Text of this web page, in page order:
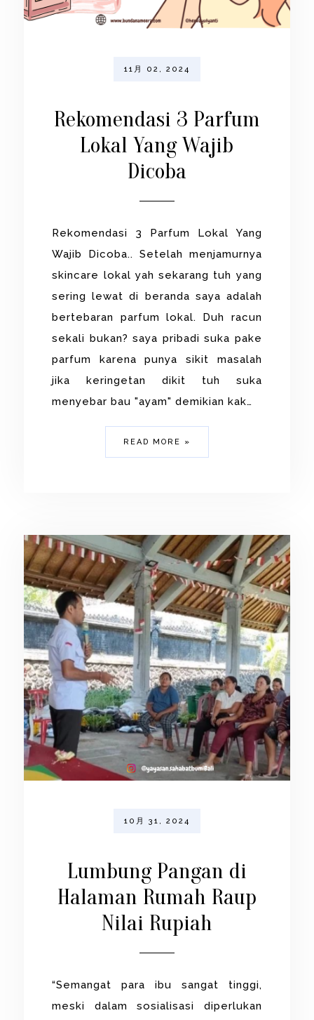
11月 02, 2024
Rekomendasi 3 Parfum
Lokal Yang Wajib
Dicoba
Rekomendasi 3 Parfum Lokal Yang
Wajib Dicoba.. Setelah menjamurnya
skincare lokal yah sekarang tuh yang
sering lewat di beranda saya adalah
bertebaran parfum lokal. Duh racun
sekali bukan? saya pribadi suka pake
parfum karena punya sikit masalah
jika keringetan dikit tuh suka
menyebar bau "ayam" demikian kak…
READ MORE »
10月 31, 2024
Lumbung Pangan di
Halaman Rumah Raup
Nilai Rupiah
“Semangat para ibu sangat tinggi,
meski dalam sosialisasi diperlukan